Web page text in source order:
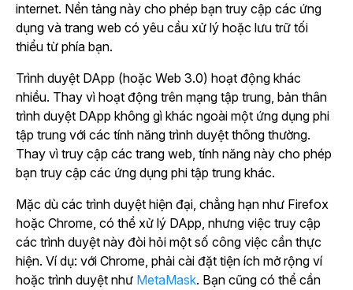
internet. Nền tảng này cho phép bạn truy cập các ứng
dụng và trang web có yêu cầu xử lý hoặc lưu trữ tối
thiểu từ phía bạn.
Trình duyệt DApp (hoặc Web 3.0) hoạt động khác
nhiều. Thay vì hoạt động trên mạng tập trung, bản thân
trình duyệt DApp không gì khác ngoài một ứng dụng phi
tập trung với các tính năng trình duyệt thông thường.
Thay vì truy cập các trang web, tính năng này cho phép
bạn truy cập các ứng dụng phi tập trung khác.
Mặc dù các trình duyệt hiện đại, chẳng hạn như Firefox
hoặc Chrome, có thể xử lý DApp, nhưng việc truy cập
các trình duyệt này đòi hỏi một số công việc cần thực
hiện. Ví dụ: với Chrome, phải cài đặt tiện ích mở rộng ví
hoặc trình duyệt như MetaMask. Bạn cũng có thể cần